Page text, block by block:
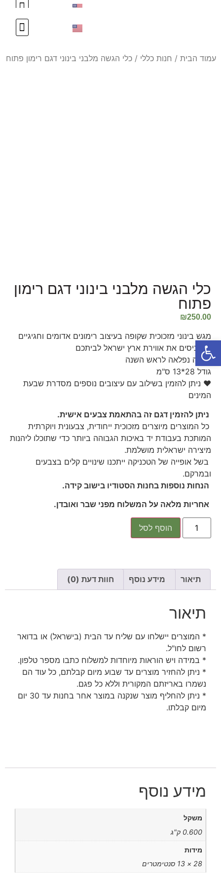
עמוד הבית / חנות כללי / כלי הגשה מלבני בינוני דגם רימון פתוח
כלי הגשה מלבני בינוני דגם רימון
פתוח
₪250.00
מגש בינוני מזכוכית שקופה בעיצוב רימונים אדומים וחגיגיים
המכניסים את אווירת ארץ ישראל לביתכם
מתנה נפלאה לראש השנה
גודל 28*13 ס"מ
♥ ניתן להזמין בשילוב עם עיצובים נוספים מסדרת שבעת
המינים
ניתן להזמין דגם זה בהתאמת צבעים אישית.
כל המוצרים מיוצרים מזכוכית ייחודית, צבעונית ויוקרתית
המותכת בעבודת יד באיכות הגבוהה ביותר כדי שתוכלו ליהנות
מיצירה ישראלית מושלמת.
בשל אופייה של הטכניקה ייתכנו שינויים קלים בצבעים
ובמרקם.
הנחות נוספות בחנות הסטודיו בישוב קידה.
אחריות מלאה על המשלוח מפני שבר ואובדן.
הוסף לסל
תיאור מידע נוסף חוות דעת (0)
תיאור
* המוצרים יישלחו עם שליח עד הבית (בישראל) או בדואר
רשום לחו"ל.
* במידה ויש הוראות מיוחדות למשלוח כתבו מספר טלפון.
* ניתן להחזיר מוצרים עד שבוע מיום קבלתם, כל עוד הם
נשמרו באריזתם המקורית וללא כל פגם.
* ניתן להחליף מוצר שנקנה במוצר אחר בחנות עד 30 יום
מיום קבלתו.
מידע נוסף
משקל
0.600 ק"ג
מידות
28 × 13 סנטימטרים
פתח סרגל נגישות